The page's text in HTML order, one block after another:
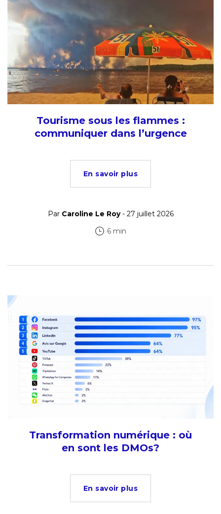
Tourisme sous les flammes :
communiquer dans l’urgence
En savoir plus
Par Caroline Le Roy- 27 juillet 2026
6 min
Transformation numérique : où
en sont les DMOs?
En savoir plus